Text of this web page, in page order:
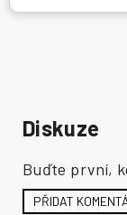
Diskuze
Buďte první,
PŘIDAT